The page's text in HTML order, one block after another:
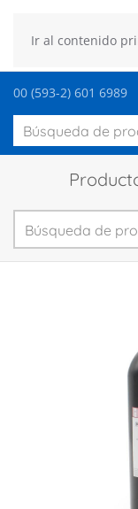
Ir al contenido
00 (593-2) 601 6989